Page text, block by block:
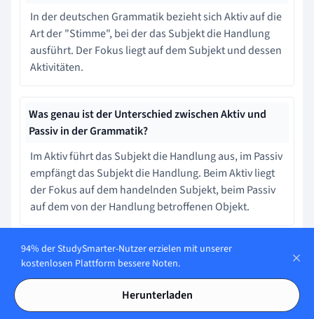
In der deutschen Grammatik bezieht sich Aktiv auf die
Art der "Stimme", bei der das Subjekt die Handlung
ausführt. Der Fokus liegt auf dem Subjekt und dessen
Aktivitäten.
Was genau ist der Unterschied zwischen Aktiv und
Passiv in der Grammatik?
Im Aktiv führt das Subjekt die Handlung aus, im Passiv
empfängt das Subjekt die Handlung. Beim Aktiv liegt
der Fokus auf dem handelnden Subjekt, beim Passiv
auf dem von der Handlung betroffenen Objekt.
Wie kann die Anwendung von Aktiv oder Passiv in
einem Satz identifiziert werden?
Man kann die aktive Form eines Satzes bestimmen,
indem man schaut, wer oder was die Handlung
94% der StudySmarter-Nutzer erzielen mit unserer
kostenlosen Plattform bessere Noten.
Herunterladen